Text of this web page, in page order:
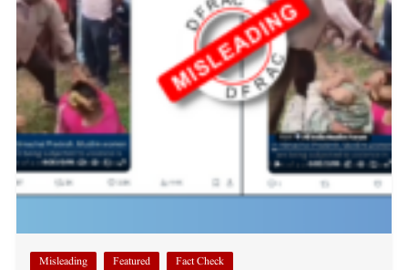
Fact Check
Featured
Misleading